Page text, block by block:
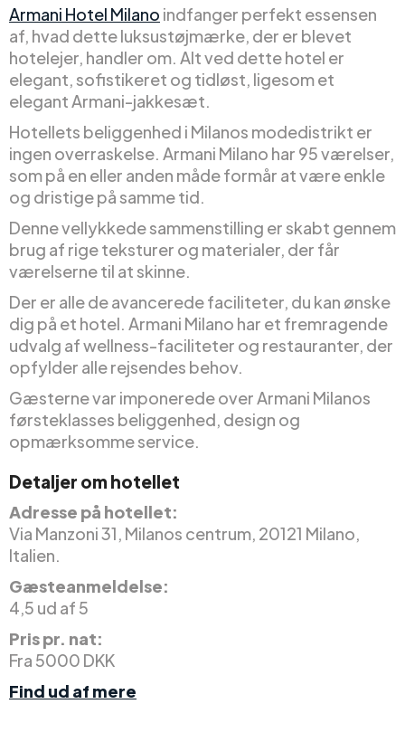
Armani Hotel Milano indfanger perfekt essensen
af, hvad dette luksustøjmærke, der er blevet
hotelejer, handler om. Alt ved dette hotel er
elegant, sofistikeret og tidløst, ligesom et
elegant Armani-jakkesæt.
Hotellets beliggenhed i Milanos modedistrikt er
ingen overraskelse. Armani Milano har 95 værelser,
som på en eller anden måde formår at være enkle
og dristige på samme tid.
Denne vellykkede sammenstilling er skabt gennem
brug af rige teksturer og materialer, der får
værelserne til at skinne.
Der er alle de avancerede faciliteter, du kan ønske
dig på et hotel. Armani Milano har et fremragende
udvalg af wellness-faciliteter og restauranter, der
opfylder alle rejsendes behov.
Gæsterne var imponerede over Armani Milanos
førsteklasses beliggenhed, design og
opmærksomme service.
Detaljer om hotellet
Adresse på hotellet:
Via Manzoni 31, Milanos centrum, 20121 Milano,
Italien.
Gæsteanmeldelse:
4,5 ud af 5
Pris pr. nat:
Fra 5000 DKK
Find ud af mere